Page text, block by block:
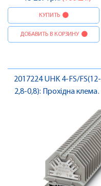
КУПИТЬ
ДОБАВИТЬ В КОРЗИНУ
2017224 UHK 4-FS/FS(12-
2,8-0,8): Прохідна клема ,